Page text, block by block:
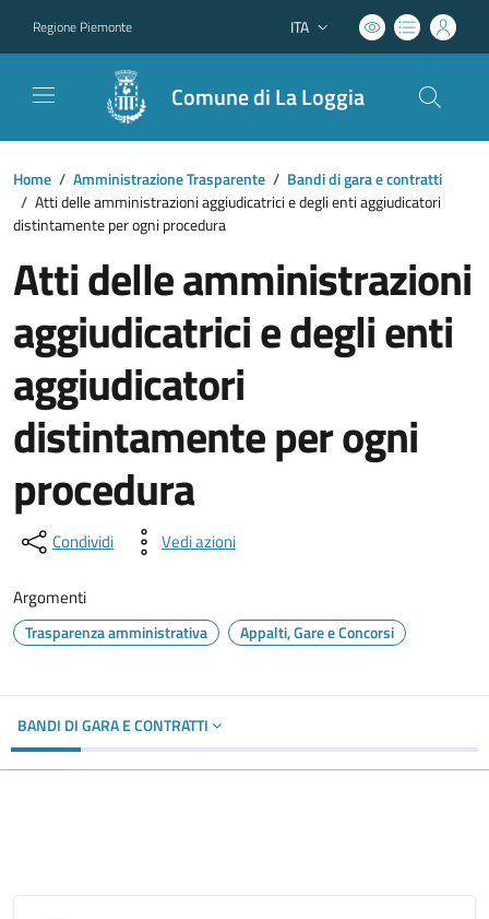
Regione Piemonte Lingua attiva:
ITA
Comune di La Loggia
Home / Amministrazione Trasparente / Bandi di gara e contratti
/ Atti delle amministrazioni aggiudicatrici e degli enti aggiudicatori
distintamente per ogni procedura
Atti delle amministrazioni
aggiudicatrici e degli enti
aggiudicatori
distintamente per ogni
procedura
Condividi Vedi azioni
Argomenti
Trasparenza amministrativa Appalti, Gare e Concorsi
BANDI DI GARA E CONTRATTI